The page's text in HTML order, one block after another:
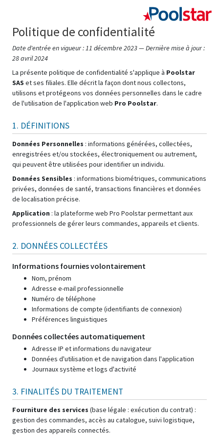
Politique de confidentialité
Date d'entrée en vigueur : 11 décembre 2023 — Dernière mise à jour :
28 avril 2024
La présente politique de confidentialité s'applique à Poolstar
SAS et ses filiales. Elle décrit la façon dont nous collectons,
utilisons et protégeons vos données personnelles dans le cadre
de l'utilisation de l'application web Pro Poolstar.
1. DÉFINITIONS
Données Personnelles : informations générées, collectées,
enregistrées et/ou stockées, électroniquement ou autrement,
qui peuvent être utilisées pour identifier un individu.
Données Sensibles : informations biométriques, communications
privées, données de santé, transactions financières et données
de localisation précise.
Application : la plateforme web Pro Poolstar permettant aux
professionnels de gérer leurs commandes, appareils et clients.
2. DONNÉES COLLECTÉES
Informations fournies volontairement
Nom, prénom
Adresse e-mail professionnelle
Numéro de téléphone
Informations de compte (identifiants de connexion)
Préférences linguistiques
Données collectées automatiquement
Adresse IP et informations du navigateur
Données d'utilisation et de navigation dans l'application
Journaux système et logs d'activité
3. FINALITÉS DU TRAITEMENT
Fourniture des services (base légale : exécution du contrat) :
gestion des commandes, accès au catalogue, suivi logistique,
gestion des appareils connectés.